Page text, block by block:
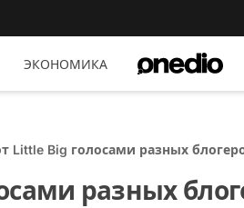
ЭКОНОМИКА
Little Big голосами разных
разных